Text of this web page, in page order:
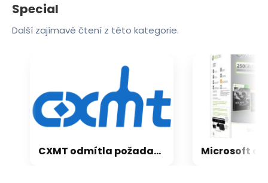
Special
Další zajímavé čtení z této kategorie.
CXMT odmítla požadavky Applu, nenechá si diktovat ceny